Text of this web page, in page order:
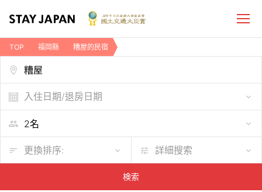
TOP 福岡縣 糟屋的民宿
入住日期/退房日期
更換排序: 詳細搜索
検索